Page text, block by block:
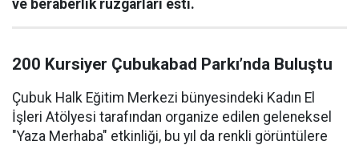
ve beraberlik rüzgarları esti.
200 Kursiyer Çubukabad Parkı’nda Buluştu
Çubuk Halk Eğitim Merkezi bünyesindeki Kadın El
İşleri Atölyesi tarafından organize edilen geleneksel
"Yaza Merhaba" etkinliği, bu yıl da renkli görüntülere